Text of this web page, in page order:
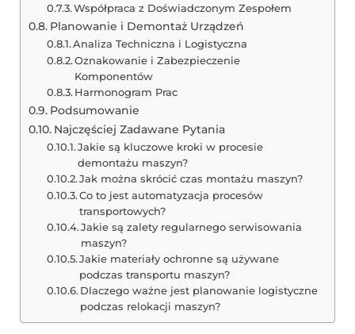
Współpraca z Doświadczonym Zespołem
Planowanie i Demontaż Urządzeń
Analiza Techniczna i Logistyczna
Oznakowanie i Zabezpieczenie
Komponentów
Harmonogram Prac
Podsumowanie
Najczęściej Zadawane Pytania
Jakie są kluczowe kroki w procesie
demontażu maszyn?
Jak można skrócić czas montażu maszyn?
Co to jest automatyzacja procesów
transportowych?
Jakie są zalety regularnego serwisowania
maszyn?
Jakie materiały ochronne są używane
podczas transportu maszyn?
Dlaczego ważne jest planowanie logistyczne
podczas relokacji maszyn?